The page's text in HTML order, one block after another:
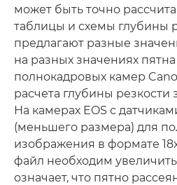
может быть точно
таблицы и схемы глубины
предлагают разные
на разных значениях
полнокадровых камер
расчета глубины
На камерах EOS с
(меньшего размера) для
изображения в формате
файл необходим
означает, что пятно